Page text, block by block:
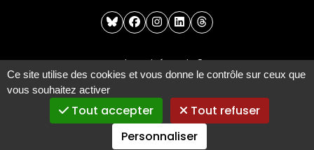
Ce site utilise des cookies et vous donne le contrôle sur ceux que
vous souhaitez activer
Tout accepter
Tout refuser
Personnaliser
blueskyfacebook
instagram
linkedinthreads
Université Paris 8
2 Rue de la Liberté
93526 Saint-Denis cedex
Tel : +33(0)1 49 40 67 89